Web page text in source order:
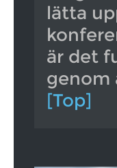
lätta
är det
genom
[Top]